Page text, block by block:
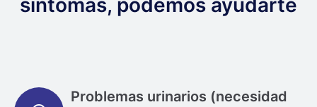
Problemas urinarios (necesidad